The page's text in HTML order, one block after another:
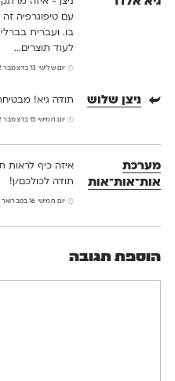
עם טיפוגרפיה
בו. ועברית
לעוד תוצרים...
יום שלישי 13 בדצמבר 2022 בשעה 20:07
ניצן שלוש תודה גיא!
יום חמישי 15 בדצמבר 2022 בשעה 20:50
מערכת
אות־אות־אות
איזה כיף לראות
תודה לכולכם/ן!
יום חמישי 16 בפברואר 2023 בשעה 11:31
הוספת תגובה